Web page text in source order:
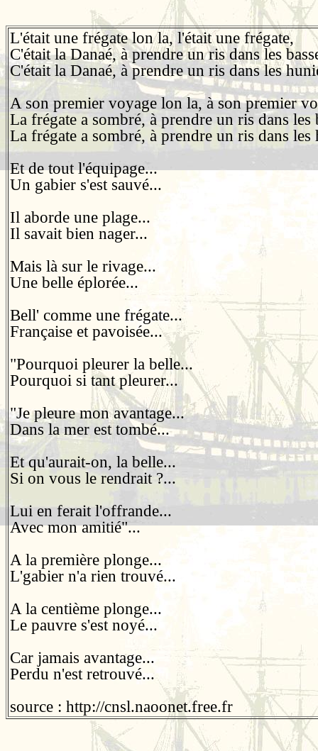
L'était une frégate lon la, l'était une frégate,
C'était la Danaé, à prendre un ris dans les
C'était la Danaé, à prendre un ris dans les
A son premier voyage lon la, à son premier
La frégate a sombré, à prendre un ris dans les
La frégate a sombré, à prendre un ris dans les
Et de tout l'équipage...
Un gabier s'est sauvé...
Il aborde une plage...
Il savait bien nager...
Mais là sur le rivage...
Une belle éplorée...
Bell' comme une frégate...
Française et pavoisée...
"Pourquoi pleurer la belle...
Pourquoi si tant pleurer...
"Je pleure mon avantage...
Dans la mer est tombé...
Et qu'aurait-on, la belle...
Si on vous le rendrait ?...
Lui en ferait l'offrande...
Avec mon amitié"...
A la première plonge...
L'gabier n'a rien trouvé...
A la centième plonge...
Le pauvre s'est noyé...
Car jamais avantage...
Perdu n'est retrouvé...
source : http://cnsl.naoonet.free.fr